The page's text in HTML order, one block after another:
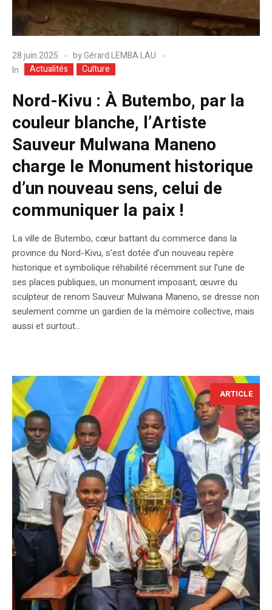
28 juin 2025 byGérard LEMBA LAU
In
Actualités Culture
Nord-Kivu : À Butembo, par la
couleur blanche, l’Artiste
Sauveur Mulwana Maneno
charge le Monument historique
d’un nouveau sens, celui de
communiquer la paix !
La ville de Butembo, cœur battant du commerce dans la
province du Nord-Kivu, s’est dotée d’un nouveau repère
historique et symbolique réhabilité récemment sur l’une de
ses places publiques, un monument imposant, œuvre du
sculpteur de renom Sauveur Mulwana Maneno, se dresse non
seulement comme un gardien de la mémoire collective, mais
aussi et surtout...
ARTICLE